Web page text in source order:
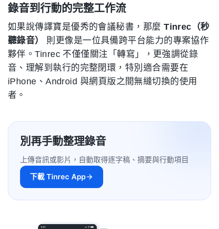
錄音到行動的完整工作流
如果說傳譯寶是優秀的會議秘書，那麼Tinrec（秒
聽錄音）
則更像是一位具備跨平台能力的專案協作
夥伴。Tinrec 不僅僅關注「轉寫」，更強調從錄
音、理解到執行的完整閉環，特別適合需要在
iPhone、Android 與網頁版之間無縫切換的使用
者。
別再手動整理錄音
上傳音訊或影片，自動取得逐字稿、摘要與行動項目
下載 Tinrec App